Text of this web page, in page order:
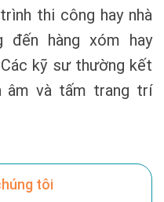
thi công hay nhà
đến hàng xóm hay
kỹ sư thường kết
âm và tấm trang trí
tôi